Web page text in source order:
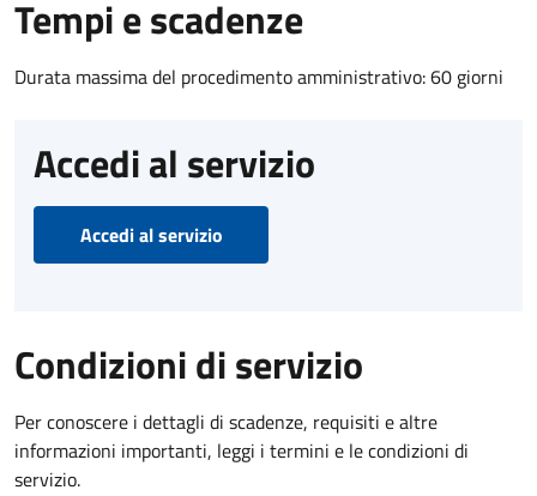
Tempi e scadenze
Durata massima del procedimento amministrativo: 60 giorni
Accedi al servizio
Accedi al servizio
Condizioni di servizio
Per conoscere i dettagli di scadenze, requisiti e altre
informazioni importanti, leggi i termini e le condizioni di
servizio.